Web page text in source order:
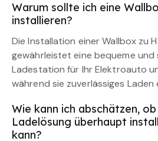
Warum sollte ich eine
installieren?
Die Installation einer Wallbox zu
gewährleistet eine bequeme und
Ladestation für Ihr Elektroauto
während sie zuverlässiges Laden
Wie kann ich abschätzen,
Ladelösung überhaupt
kann?